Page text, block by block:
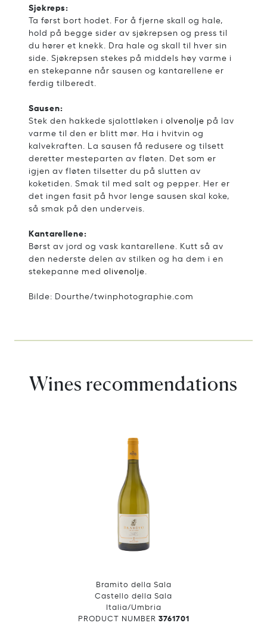
Sjøkreps:
Ta først bort hodet. For å fjerne skall og hale,
hold på begge sider av sjøkrepsen og press til
du hører et knekk. Dra hale og skall til hver sin
side. Sjøkrepsen stekes på middels høy varme i
en stekepanne når sausen og kantarellene er
ferdig tilberedt.
Sausen:
Stek den hakkede sjalottløken i olvenolje på lav
varme til den er blitt mør. Ha i hvitvin og
kalvekraften. La sausen få redusere og tilsett
deretter mesteparten av fløten. Det som er
igjen av fløten tilsetter du på slutten av
koketiden. Smak til med salt og pepper. Her er
det ingen fasit på hvor lenge sausen skal koke,
så smak på den underveis.
Kantarellene:
Børst av jord og vask kantarellene. Kutt så av
den nederste delen av stilken og ha dem i en
stekepanne med olivenolje
Bilde: Dourthe/twinphotographie.com
Wines recommendations
Bramito della Sala
Castello della Sala
Italia/Umbria
PRODUCT NUMBER 3761701